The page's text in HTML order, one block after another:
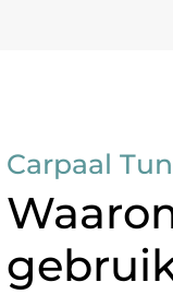
Carpaal